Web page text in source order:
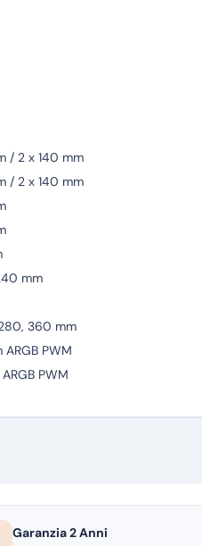
/ 2 x 140 mm
/ 2 x 140 mm
mm
360 mm
ARGB PWM
PWM
Garanzia 2 Anni